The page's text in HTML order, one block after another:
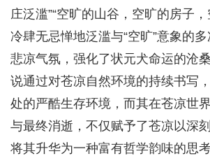
庄泛滥”“空旷的山谷，空旷的房子
冷肆无忌惮地泛滥与“空旷”意象的
悲凉气氛，强化了状元犬命运的沧
说通过对苍凉自然环境的持续书写
处的严酷生存环境，而其在苍凉世
与最终消逝，不仅赋予了苍凉以深
将其升华为一种富有哲学韵味的思